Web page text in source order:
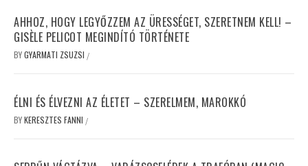
AHHOZ, HOGY LEGYŐZZEM AZ ÜRESSÉGET, SZERETNEM KELL! –
GISÈLE PELICOT MEGINDÍTÓ TÖRTÉNETE
BYGYARMATI ZSUZSI /
ÉLNI ÉS ÉLVEZNI AZ ÉLETET – SZERELMEM, MAROKKÓ
BYKERESZTES FANNI /